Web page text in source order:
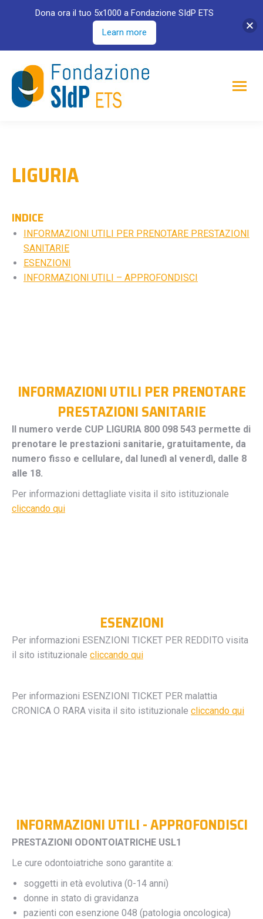
LIGURIA
INDICE
INFORMAZIONI UTILI PER PRENOTARE PRESTAZIONI
SANITARIE
ESENZIONI
INFORMAZIONI UTILI – APPROFONDISCI
INFORMAZIONI UTILI PER PRENOTARE
PRESTAZIONI SANITARIE
Il numero verde CUP LIGURIA 800 098 543 permette di
prenotare le prestazioni sanitarie, gratuitamente, da
numero fisso e cellulare, dal lunedì al venerdì, dalle 8
alle 18.
Per informazioni dettagliate visita il sito istituzionale
cliccando qui
ESENZIONI
Per informazioni ESENZIONI TICKET PER REDDITO visita
il sito istituzionale cliccando qui
Per informazioni ESENZIONI TICKET PER malattia
CRONICA O RARA visita il sito istituzionale cliccando qui
INFORMAZIONI UTILI - APPROFONDISCI
PRESTAZIONI ODONTOIATRICHE USL1
Le cure odontoiatriche sono garantite a:
soggetti in età evolutiva (0-14 anni)
donne in stato di gravidanza
pazienti con esenzione 048 (patologia oncologica)
Dona ora il tuo 5x1000 a Fondazione SIdP ETS
Learn more